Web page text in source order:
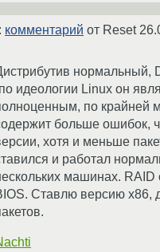
комментарий от Reset
нормальный,
идеологии Linux он
по крайней
больше ошибок,
хотя и меньше
и работал
машинах. RAID
Ставлю версию х86,